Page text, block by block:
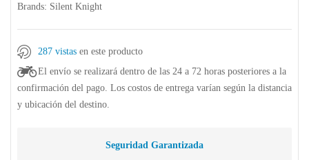
Brands: Silent Knight
287 vistas en este producto
El envío se realizará dentro de las 24 a 72 horas posteriores a la
confirmación del pago. Los costos de entrega varían según la distancia
y ubicación del destino.
Seguridad Garantizada